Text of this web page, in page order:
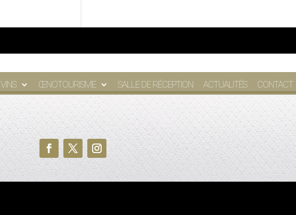
VINS ŒNOTOURISME SALLE DE RÉCEPTION ACTUALITÉS CONTACT